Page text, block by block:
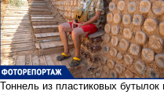
Тоннель из пластиковых